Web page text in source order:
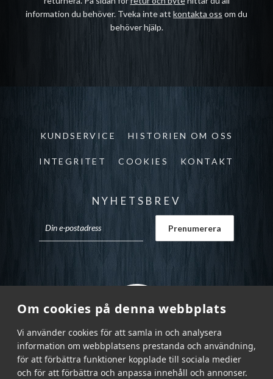
Om cookies på denna webbplats
Vi använder cookies för att samla in och analysera
information om webbplatsens prestanda och användning,
för att förbättra funktioner kopplade till sociala medier
och för att förbättra och anpassa innehåll och annonser.
information du behöver. Tveka inte att kontakta oss om du
behöver hjälp.
KUNDSERVICE HISTORIEN OM OSS
INTEGRITET COOKIES KONTAKT
NYHETSBREV